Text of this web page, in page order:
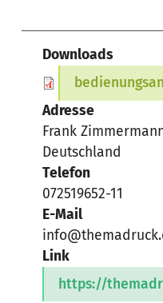
Downloads
Adresse
Frank
Deutschland
Telefon
072519652-11
E-Mail
Link
https://